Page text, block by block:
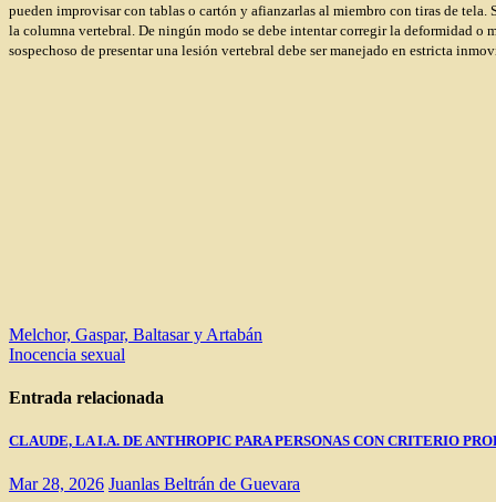
pueden improvisar con tablas o cartón y afianzarlas al miembro con tiras de
la columna vertebral. De ningún modo se debe intentar corregir la deformidad o
sospechoso de presentar una lesión vertebral debe ser manejado en estricta
Navegación
de
entradas
Melchor, Gaspar, Baltasar y Artabán
Inocencia sexual
Entrada relacionada
CLAUDE, LA I.A. DE ANTHROPIC PARA PERSONAS CON CRITERIO
Mar 28, 2026 Juanlas Beltrán de Guevara